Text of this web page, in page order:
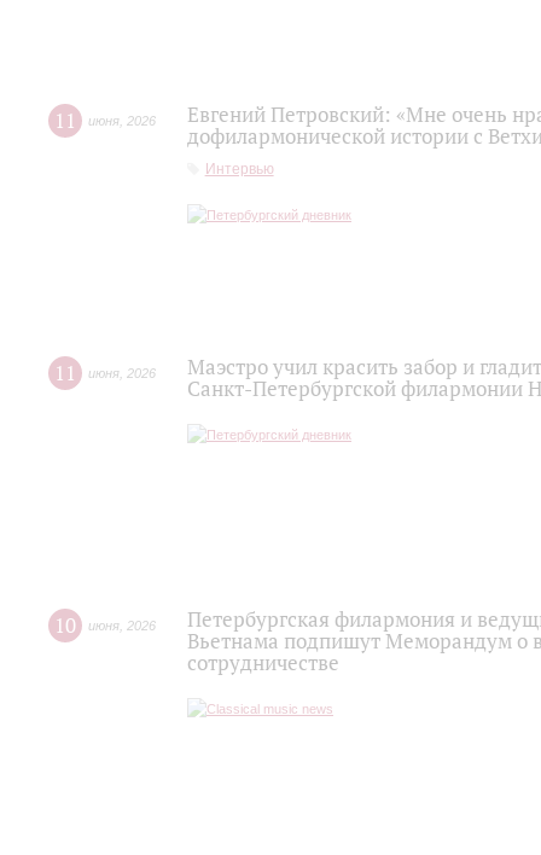
11 июня 2026
Евгений Петровский: «Мне очень
дофилармонической истории с
Интервью
11 июня 2026
Маэстро учил красить забор и
Санкт‑Петербургской филармонии
10 июня 2026
Петербургская филармония и
Вьетнама подпишут Меморандум о
сотрудничестве